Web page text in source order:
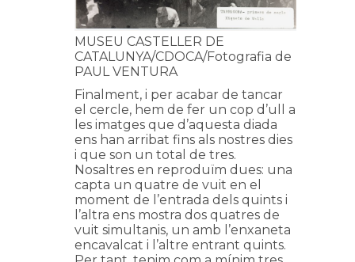
MUSEU CASTELLER DE
CATALUNYA/CDOCA/Fotografia de
PAUL VENTURA
Finalment, i per acabar de tancar
el cercle, hem de fer un cop d’ull a
les imatges que d’aquesta diada
ens han arribat fins als nostres dies
i que son un total de tres.
Nosaltres en reproduïm dues: una
capta un quatre de vuit en el
moment de l’entrada dels quints i
l’altra ens mostra dos quatres de
vuit simultanis, un amb l’enxaneta
encavalcat i l’altre entrant quints.